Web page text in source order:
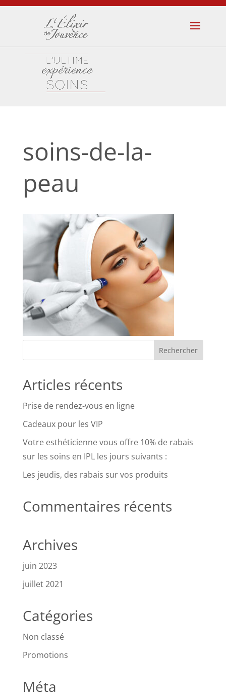
soins-de-la-
peau
Articles récents
Prise de rendez-vous en ligne
Cadeaux pour les VIP
Votre esthéticienne vous offre 10% de rabais
sur les soins en IPL les jours suivants :
Les jeudis, des rabais sur vos produits
Commentaires récents
Archives
juin 2023
juillet 2021
Catégories
Non classé
Promotions
Méta